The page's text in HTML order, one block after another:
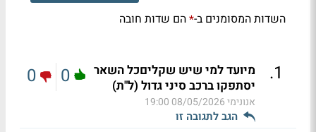
השדות המסומנים ב-*הם שדות חובה
1
.
מיועד למי שיש שקליםכל השאר
יסתפקו ברכב סיני גדול (ל"ת)
אנונימי08/05/2026 19:00
הגב לתגובה זו
0
0